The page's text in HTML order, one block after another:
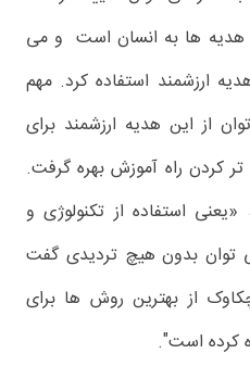
هدیه ها به انسان است و می
ارزشمند استفاده کرد. مهم
از این هدیه ارزشمند برای
کردن راه آموزش بهره گرفت.
استفاده از تکنولوژی و
توان بدون هیچ تردیدی گفت
از بهترین روش ها برای
کرده است".